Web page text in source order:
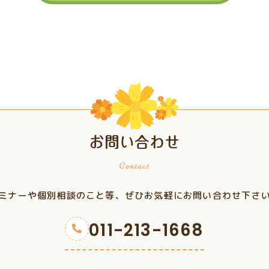
お問い合わせ
ナーや個別相談のこと等、ぜひお気軽にお問い合わせ下さ
011-213-1668